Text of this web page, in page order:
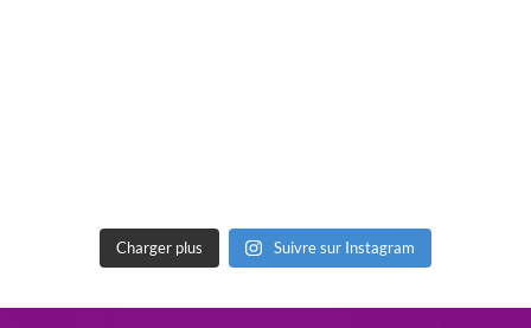
Charger plus Suivre sur Instagram